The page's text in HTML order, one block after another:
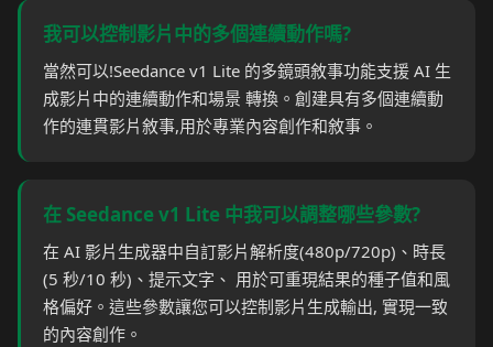
我可以控制影片中的多個連續動作嗎?
當然可以!Seedance v1 Lite 的多鏡頭敘事功能支援 AI 生
成影片中的連續動作和場景 轉換。創建具有多個連續動
作的連貫影片敘事,用於專業內容創作和敘事。
在 Seedance v1 Lite 中我可以調整哪些參數?
在 AI 影片生成器中自訂影片解析度(480p/720p)、時長
(5 秒/10 秒)、提示文字、 用於可重現結果的種子值和風
格偏好。這些參數讓您可以控制影片生成輸出, 實現一致
的內容創作。